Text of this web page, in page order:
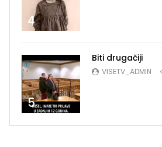
4
5
Biti drugačiji
VISETV_ADMIN